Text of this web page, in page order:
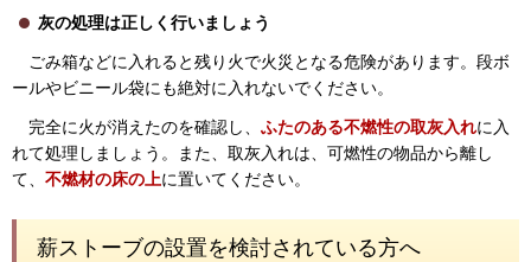
灰の処理は正しく行いましょう
ごみ箱などに入れると残り火で火災となる危険があります。段ボ
ールやビニール袋にも絶対に入れないでください。
完全に火が消えたのを確認し、 ふたのある不燃性の取灰入れに入
れて処理しましょう。また、取灰入れは、可燃性の物品から離し
て、 不燃材の床の上に置いてください。
薪ストーブの設置を検討されている方へ